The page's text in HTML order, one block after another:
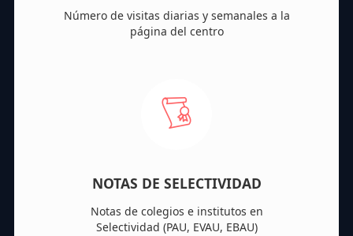
Número de visitas diarias y semanales a la
página del centro
NOTAS DE SELECTIVIDAD
Notas de colegios e institutos en
Selectividad (PAU, EVAU, EBAU)